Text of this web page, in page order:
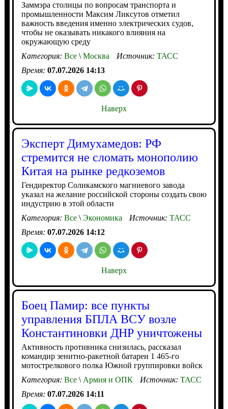
Заммэра столицы по вопросам транспорта и
промышленности Максим Ликсутов отметил
важность введения именно электрических судов,
чтобы не оказывать никакого влияния на
окружающую среду
Категория: Все\Москва Источник: ТАСС
Время: 07.07.2026 14:13
Наверх
Эксперт Димухамедов: РФ
стремится не сломать монополию
Китая на рынке редкоземов
Гендиректор Соликамского магниевого завода
указал на желание российской стороны создать свою
индустрию в этой области
Категория: Все\Экономика Источник: ТАСС
Время: 07.07.2026 14:12
Наверх
Боец Памир: все пункты
управления БПЛА ВСУ возле
Константиновки ДНР уничтожены
Активность противника снизилась, рассказал
командир зенитно-ракетной батареи 1 465-го
мотострелкового полка Южной группировки войск
Категория: Все\Армия и ОПК Источник: ТАСС
Время: 07.07.2026 14:11